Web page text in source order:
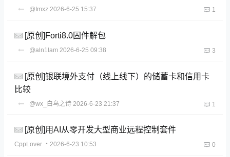
@Imxz 2026-6-25 15:37 1
[原创]Forti8.0固件解包
@aln1lam 2026-6-25 09:38 3
[原创]银联境外支付（线上线下）的储蓄卡和信用卡
比较
@wx_白鸟之诗 2026-6-23 21:37 1
[原创]用AI从零开发大型商业远程控制套件
CppLover ・2026-6-23 10:53 0